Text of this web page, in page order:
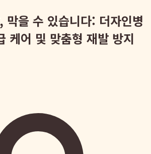
막을 수 있습니다: 더자인병
케어 및 맞춤형 재발 방지